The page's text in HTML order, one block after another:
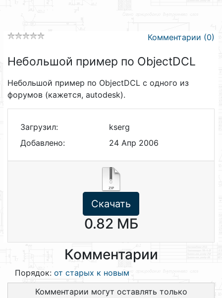
Комментарии (0)
Небольшой пример по ObjectDCL
Небольшой пример по ObjectDCL с одного из
форумов (кажется, autodesk).
Загрузил:
kserg
Добавлено:
24 Апр 2006
Скачать
0.82 МБ
Комментарии
Порядок: от старых к новым
Комментарии могут оставлять только